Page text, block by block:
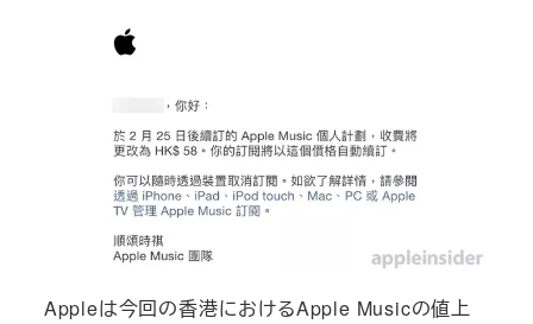
Appleは今回の香港におけるApple Musicの値上